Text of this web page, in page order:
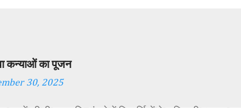
कन्याओं का पूजन
30, 2025